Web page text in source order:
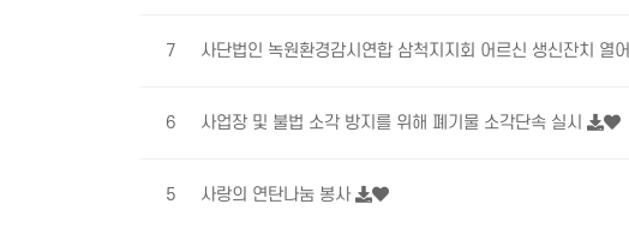
7 사단법인 녹원환경감시연합 삼척지지회 어르신 생신잔치 열어
6 사업장 및 불법 소각 방지를 위해 폐기물 소각단속 실시
5 사랑의 연탄나눔 봉사